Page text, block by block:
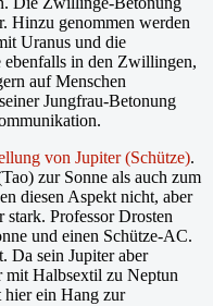
Hinzu genommen werden
Uranus und die
in den Zwillingen,
auf Menschen
Jungfrau-Betonung
von Jupiter (Schütze).
zur Sonne als auch zum
diesen Aspekt nicht, aber
Professor Drosten
und einen Schütze-AC.
Da sein Jupiter aber
mit Halbsextil zu Neptun
ein Hang zur